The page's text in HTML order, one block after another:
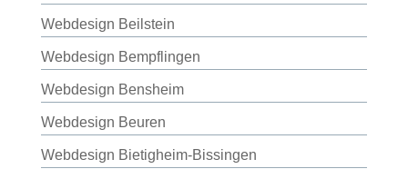
Webdesign Beilstein
Webdesign Bempflingen
Webdesign Bensheim
Webdesign Beuren
Webdesign Bietigheim-Bissingen